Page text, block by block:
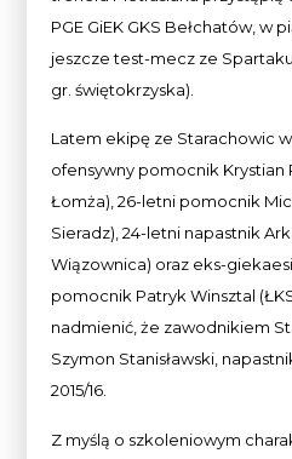
PGE GiEK GKS Bełchatów, w
jeszcze test-mecz ze
gr. świętokrzyska).
Latem ekipę ze Starachowic
ofensywny pomocnik Krystian
Łomża), 26-letni pomocnik
Sieradz), 24-letni napastnik
Wiązownica) oraz eks-
pomocnik Patryk Winsztal
nadmienić, że zawodnikiem
Szymon Stanisławski,
2015/16.
Z myślą o szkoleniowym